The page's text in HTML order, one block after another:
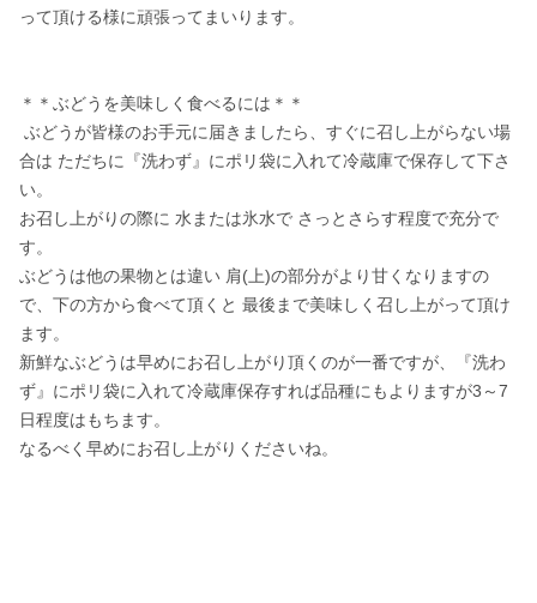
って頂ける様に頑張ってまいります。
＊＊ぶどうを美味しく食べるには＊＊
合は ただちに『洗わず』にポリ袋に入れて冷蔵庫で保存して下さ
い。
お召し上がりの際に 水または氷水で さっとさらす程度で充分で
す。
ぶどうは他の果物とは違い 肩(上)の部分がより甘くなりますの
で、下の方から食べて頂くと 最後まで美味しく召し上がって頂け
ます。
新鮮なぶどうは早めにお召し上がり頂くのが一番ですが、『洗わ
ず』にポリ袋に入れて冷蔵庫保存すれば品種にもよりますが3～7
日程度はもちます。
なるべく早めにお召し上がりくださいね。